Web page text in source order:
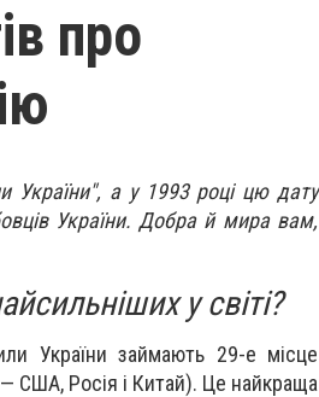
про
України", а у 1993 році цю дату
України. Добра й мира вам,
у світі?
України займають 29-е місце
— США, Росія і Китай). Це найкраща